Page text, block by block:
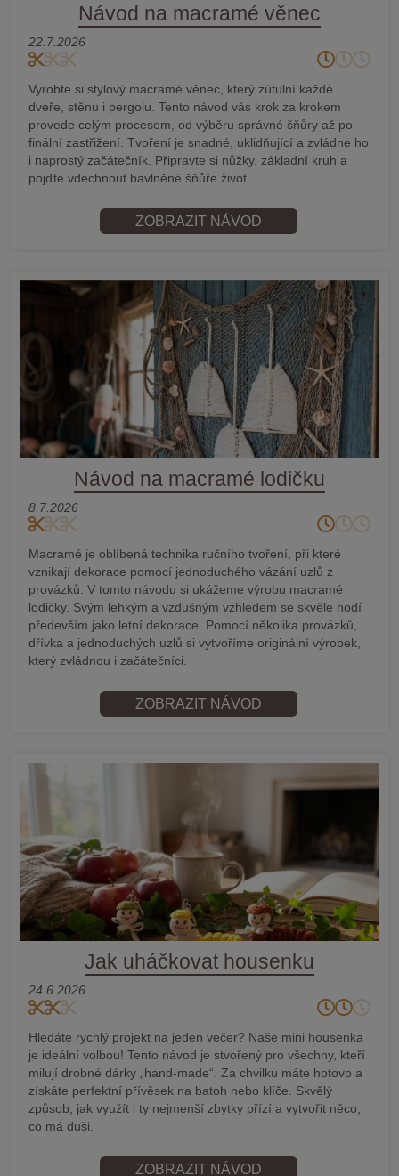
Návod na macramé věnec
22.7.2026
Vyrobte si stylový macramé věnec, který zútulní každé
dveře, stěnu i pergolu. Tento návod vás krok za krokem
provede celým procesem, od výběru správné šňůry až po
finální zastřižení. Tvoření je snadné, uklidňující a zvládne ho
i naprostý začátečník. Připravte si nůžky, základní kruh a
pojďte vdechnout bavlněné šňůře život.
ZOBRAZIT NÁVOD
Návod na macramé lodičku
8.7.2026
Macramé je oblíbená technika ručního tvoření, při které
vznikají dekorace pomocí jednoduchého vázání uzlů z
provázků. V tomto návodu si ukážeme výrobu macramé
lodičky. Svým lehkým a vzdušným vzhledem se skvěle hodí
především jako letní dekorace. Pomocí několika provázků,
dřívka a jednoduchých uzlů si vytvoříme originální výrobek,
který zvládnou i začátečníci.
ZOBRAZIT NÁVOD
Jak uháčkovat housenku
24.6.2026
Hledáte rychlý projekt na jeden večer? Naše mini housenka
je ideální volbou! Tento návod je stvořený pro všechny, kteří
milují drobné dárky „hand-made“. Za chvilku máte hotovo a
získáte perfektní přívěsek na batoh nebo klíče. Skvělý
způsob, jak využít i ty nejmenší zbytky přízí a vytvořit něco,
co má duši.
ZOBRAZIT NÁVOD